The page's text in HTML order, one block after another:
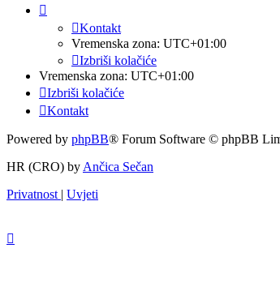
Kontakt
Vremenska zona: UTC+01:00
Izbriši kolačiće
Vremenska zona: UTC+01:00
Izbriši kolačiće
Kontakt
Powered by phpBB® Forum Software © phpBB
HR (CRO) by Ančica Sečan
Privatnost | Uvjeti